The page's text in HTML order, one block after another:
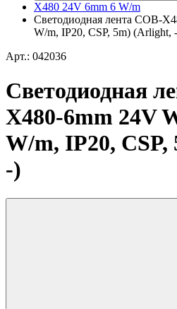
X480 24V 6mm 6 W/m
Светодиодная лента COB-
W/m, IP20, CSP, 5m) (Arlight,
Арт.: 042036
Светодиодная
X480-6mm 24V
W/m, IP20,
-)